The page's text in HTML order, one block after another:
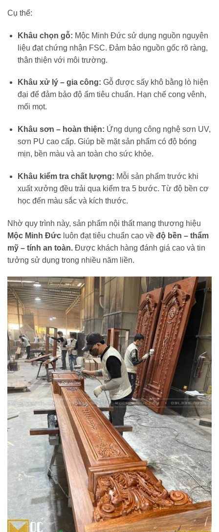
Cụ thể:
Khâu chọn gỗ: Mộc Minh Đức sử dụng nguồn nguyên
liệu đạt chứng nhận FSC. Đảm bảo nguồn gốc rõ ràng,
thân thiện với môi trường.
Khâu xử lý – gia công: Gỗ được sấy khô bằng lò hiện
đại để đảm bảo độ ẩm tiêu chuẩn. Hạn chế cong vênh,
mối mọt.
Khâu sơn – hoàn thiện: Ứng dụng công nghệ sơn UV,
sơn PU cao cấp. Giúp bề mặt sản phẩm có độ bóng
mịn, bền màu và an toàn cho sức khỏe.
Khâu kiểm tra chất lượng: Mỗi sản phẩm trước khi
xuất xưởng đều trải qua kiểm tra 5 bước. Từ độ bền cơ
học đến màu sắc và kích thước.
Nhờ quy trình này, sản phẩm nội thất mang thương hiệu
Mộc Minh Đức luôn đạt tiêu chuẩn cao về độ bền – thẩm
mỹ – tính an toàn. Được khách hàng đánh giá cao và tin
tưởng sử dụng trong nhiều năm liền.